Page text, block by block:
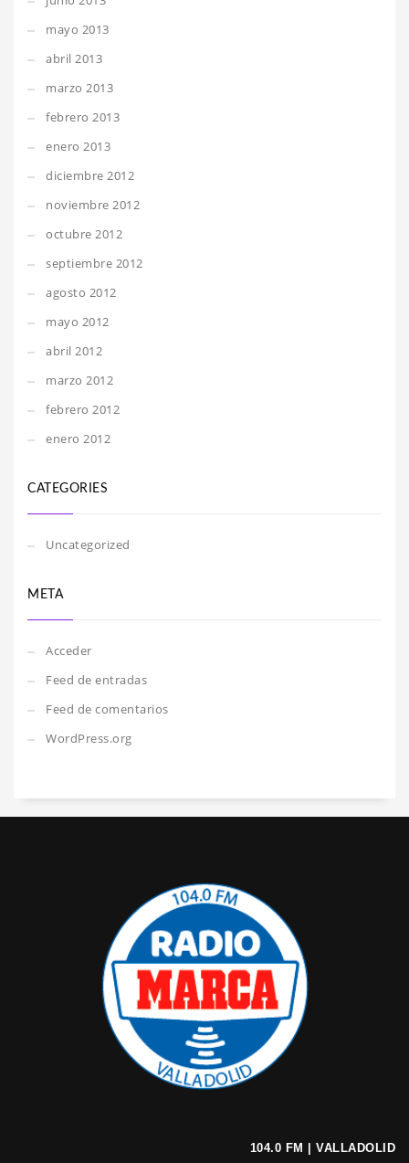
mayo 2013
abril 2013
marzo 2013
febrero 2013
enero 2013
diciembre 2012
noviembre 2012
octubre 2012
septiembre 2012
agosto 2012
mayo 2012
abril 2012
marzo 2012
febrero 2012
enero 2012
CATEGORIES
Uncategorized
META
Acceder
Feed de entradas
Feed de comentarios
WordPress.org
104.0 FM | VALLADOLID